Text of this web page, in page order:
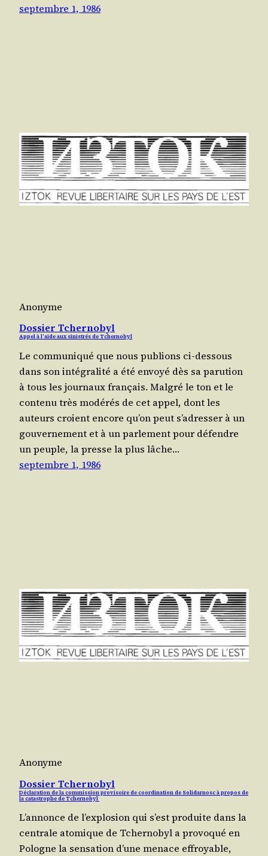
septembre 1, 1986
Anonyme
Dossier Tchernobyl
Appel à l’aide aux sinistrés de Tchernobyl
Le com­mu­ni­qué que nous publions ci-des­sous
dans son inté­gra­li­té a été envoyé dès sa paru­tion
à tous les jour­naux fran­çais. Mal­gré le ton et le
conte­nu très modé­rés de cet appel, dont les
auteurs croient encore qu’on peut s’a­dres­ser à un
gou­ver­ne­ment et à un par­le­ment pour défendre
un peuple, la presse la plus lâche…
septembre 1, 1986
Anonyme
Dossier Tchernobyl
Déclaration de la commission provisoire de coordination de Solidarnosc à propos de
la catastrophe de Tchernobyl
L’an­nonce de l’ex­plo­sion qui s’est pro­duite dans la
cen­trale ato­mique de Tcher­no­byl a pro­vo­qué en
Pologne la sen­sa­tion d’une menace effroyable,